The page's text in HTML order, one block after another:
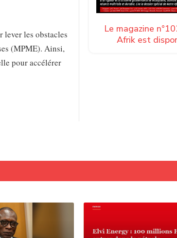
lever les obstacles
(MPME). Ainsi,
pour accélérer
Le magazine
Afrik est